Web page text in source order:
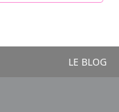
LE BLOG